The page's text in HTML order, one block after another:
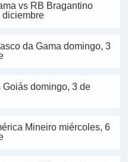
vs RB Bragantino
diciembre
da Gama domingo, 3
Goiás domingo, 3 de
Mineiro miércoles, 6